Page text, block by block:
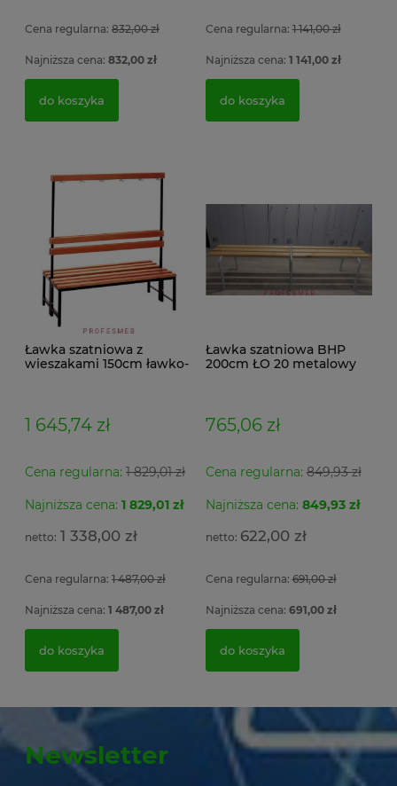
Cena regularna: 832,00 zł
Najniższa cena: 832,00 zł
do koszyka
Cena regularna:1 141,00 zł
Najniższa cena: 1 141,00 zł
do koszyka
Ławka szatniowa z
wieszakami 150cm ławko-
1 645,74 zł
Cena regularna: 1 829,01 zł
Najniższa cena: 1 829,01 zł
1 338,00 zł
Cena regularna: 1 487,00 zł
Najniższa cena: 1 487,00 zł
do koszyka
Ławka szatniowa BHP
200cm ŁO 20 metalowy
765,06 zł
Cena regularna:849,93 zł
Najniższa cena: 849,93 zł
622,00 zł
Cena regularna:691,00 zł
Najniższa cena: 691,00 zł
do koszyka
4 056,54 zł
3 298,00 zł
Newsletter